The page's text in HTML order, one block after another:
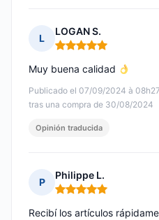
L
LOGAN S.
Nota: 5 de 5
Publicado el 07/09/2024 à 08h27
tras una compra de 30/08/2024
Muy buena calidad
Opinión traducida
P
Philippe L.
Nota: 5 de 5
Recibí los artículos